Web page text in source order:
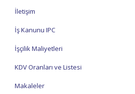
İletişim
İş Kanunu IPC
İşçilik Maliyetleri
KDV Oranları ve Listesi
Makaleler